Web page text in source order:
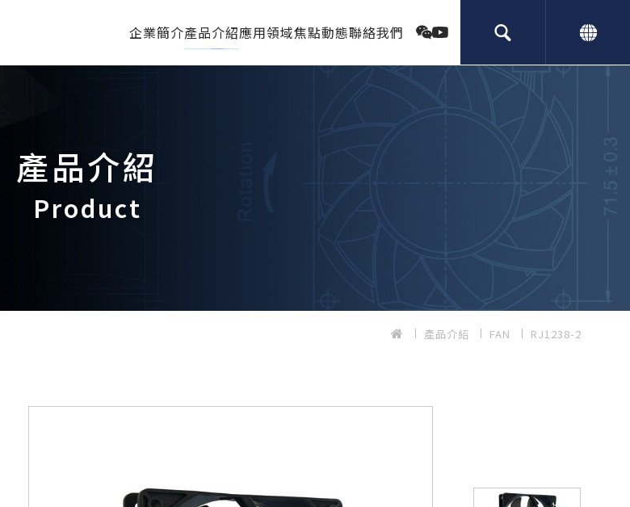
企業簡介產品介紹應用領域焦點動態聯絡我們
產品介紹
Product
產品介紹 FAN RJ1238-2